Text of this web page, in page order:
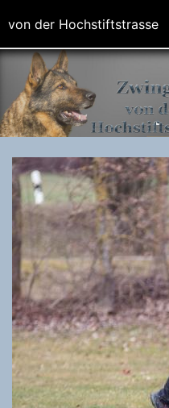
von der Hochstiftstrasse